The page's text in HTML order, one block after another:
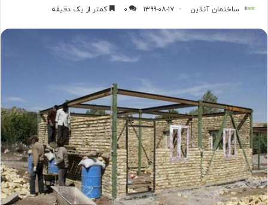
ساختمان آنلاین ۱۳۹۹-۰۸-۱۷ ۰ کمتر از یک دقیقه